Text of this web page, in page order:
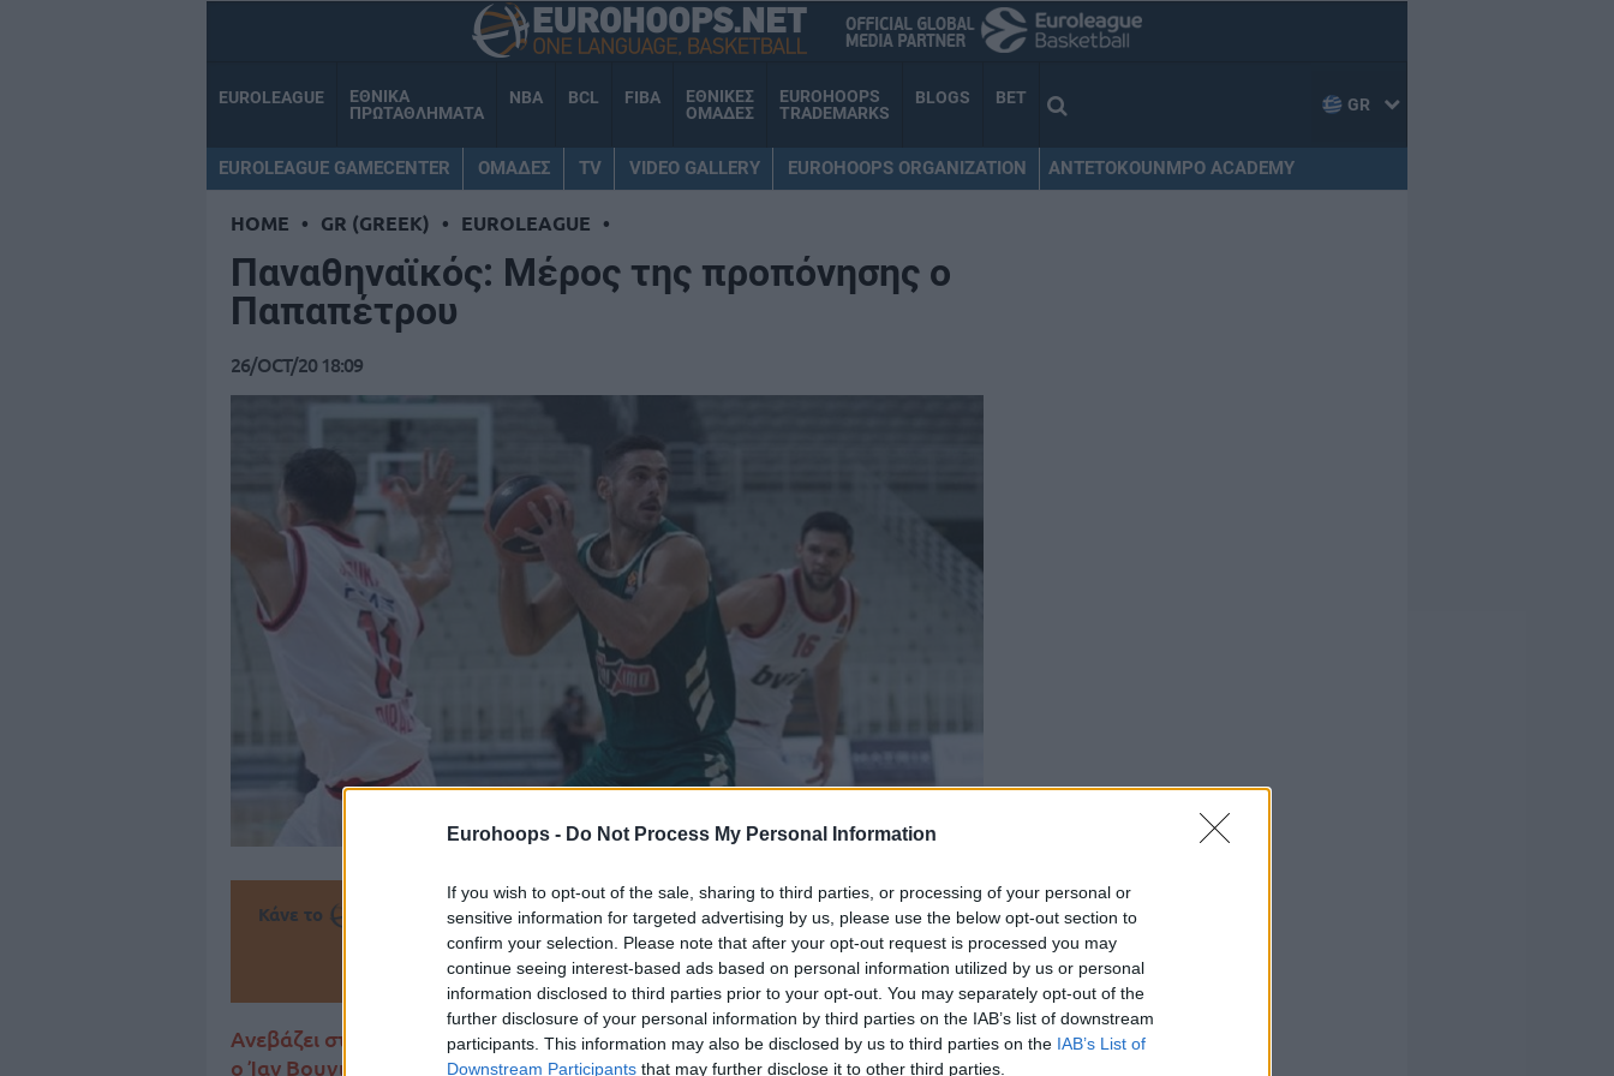
Eurohoops - Do Not Process My Personal Information
If you wish to opt-out of the sale, sharing to third parties, or processing of your personal or
sensitive information for targeted advertising by us, please use the below opt-out section to
confirm your selection. Please note that after your opt-out request is processed you may
continue seeing interest-based ads based on personal information utilized by us or personal
information disclosed to third parties prior to your opt-out. You may separately opt-out of the
further disclosure of your personal information by third parties on the IAB’s list of downstream
participants. This information may also be disclosed by us to third parties on the IAB’s List of
Downstream Participants that may further disclose it to other third parties.
EUROLEAGUE
ΕΘΝΙΚΑ
ΠΡΩΤΑΘΛΗΜΑΤΑ
NBA BCL FIBA
ΕΘΝΙΚΕΣ
ΟΜΑΔΕΣ
EUROHOOPS
TRADEMARKS
BLOGS BET GR
EUROLEAGUE GAMECENTER ΟΜΑΔΕΣ TV VIDEO GALLERY EUROHOOPS ORGANIZATION ANTETOKOUNMPO ACADEMY
HOME • GR (GREEK) • EUROLEAGUE •
Παναθηναϊκός: Μέρος της προπόνησης ο
Παπαπέτρου
26/OCT/20 18:09
Κάνε το την Αγαπημένη σου πηγή για Μπασκετική Ενημέρωση.
Πρόσθεσε το Eurohoops στην Google
Ανεβάζει στροφές ο Ιωάννης Παπαπέτρου στον Παναθηναϊκό, την ώρα που
ο Ίαν Βουγιούκας ακολούθησε θεραπευτική αγωγή.